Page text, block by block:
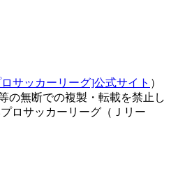
ロサッカーリーグ]公式サイト ）
の無断での複製・転載を禁止し
ロサッカーリーグ（Ｊリー